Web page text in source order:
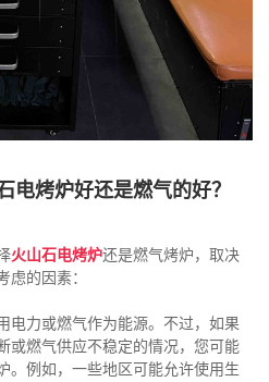
电烤炉好还是燃气的好？
火山石电烤炉还是燃气烤炉，取决
虑的因素：
电力或燃气作为能源。不过，如果
或燃气供应不稳定的情况，您可能
。例如，一些地区可能允许使用生